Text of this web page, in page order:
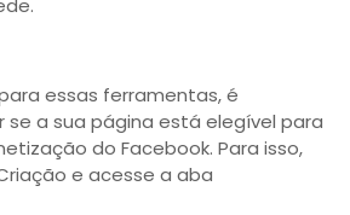
essas ferramentas, é
se a sua página está elegível para
do Facebook. Para isso,
e acesse a aba